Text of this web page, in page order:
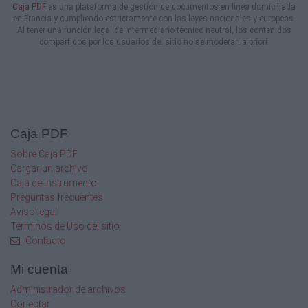
sencillez, con respeto y con mucha
reverencia.
2:4 Ni mi mensaje ni mi proclamación fueron
con palabras persuasivas de sabiduría, sino
entre los que han alcanzado madurez; pero
no
una sabiduría de este mundo, ni de los
príncipes de este mundo, que perecen.
2:7 Más bien, hablamos la sabiduría de Elohé
en misterio, la sabiduría oculta que Elohé
predestinó desde antes de los siglos para
nuestra gloria.
2:8 Ninguno de los príncipes de este mundo
hubieran conocido, nunca habrían ejecutado
en el madero al Maestro glorioso.
2:9 Más bien, como está escrito: Cosas que
Caja PDF es una plataforma de gestión de documentos en línea domiciliada
en Francia y cumpliendo estrictamente con las leyes nacionales y europeas.
Al tener una función legal de intermediario técnico neutral, los contenidos
compartidos por los usuarios del sitio no se moderan a priori.
Caja PDF
Sobre Caja PDF
Cargar un archivo
Caja de instrumento
Preguntas frecuentes
Aviso legal
Términos de Uso del sitio
Contacto
Mi cuenta
Administrador de archivos
Conectar